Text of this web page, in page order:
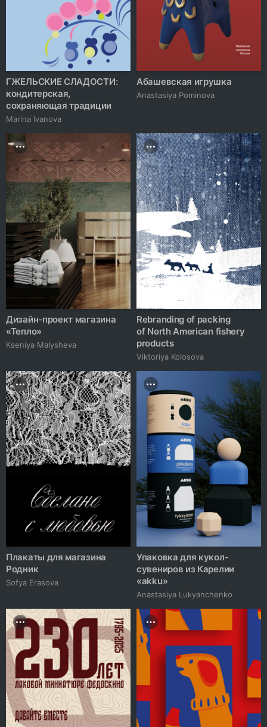
ГЖЕЛЬСКИЕ СЛАДОСТИ:
кондитерская,
сохраняющая традиции
Marina Ivanova
Абашевская игрушка
Anastasiya Pominova
Дизайн-проект магазина
«Тепло»
Kseniya Malysheva
Rebranding of packing
of North American fishery
products
Viktoriya Kolosova
Плакаты для магазина
Родник
Sofya Erasova
Упаковка для кукол-
сувениров из Карелии
«akku»
Anastasiya Lukyanchenko